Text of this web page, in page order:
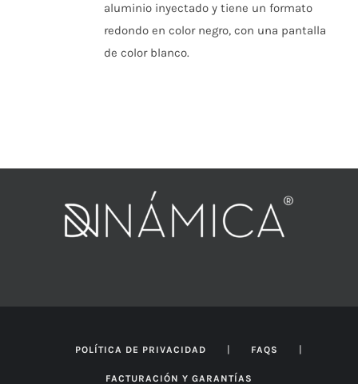
aluminio inyectado y tiene un formato
redondo en color negro, con una pantalla
de color blanco.
POLÍTICA DE PRIVACIDAD | FAQS |
FACTURACIÓN Y GARANTÍAS